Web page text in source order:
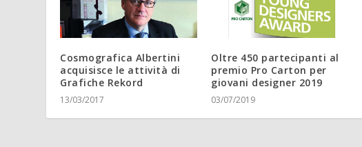
Cosmografica Albertini
acquisisce le attività di
Grafiche Rekord
13/03/2017
Oltre 450 partecipanti al
premio Pro Carton per
giovani designer 2019
03/07/2019